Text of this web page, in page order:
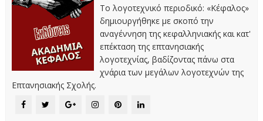
Το λογοτεχνικό περιοδικό: «Κέφαλος»
δημιουργήθηκε με σκοπό την
αναγέννηση της κεφαλληνιακής και κατ'
επέκταση της επτανησιακής
λογοτεχνίας, βαδίζοντας πάνω στα
χνάρια των μεγάλων λογοτεχνών της
Επτανησιακής Σχολής.